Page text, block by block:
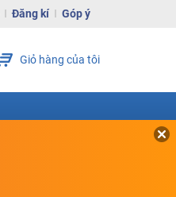
Đăng kí Góp ý
Giỏ hàng của tôi